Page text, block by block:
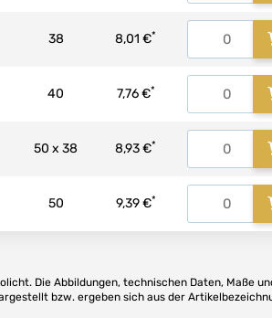
38 8,01 €*
40 7,76 €*
50 x 38 8,93 €*
50 9,39 €*
Die Abbildungen, technischen Daten, Maße
bzw. ergeben sich aus der